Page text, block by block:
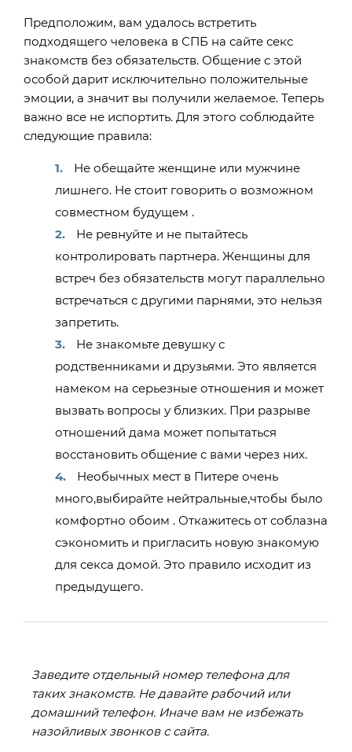
Предположим, вам удалось встретить
подходящего человека в СПБ на сайте секс
знакомств без обязательств. Общение с этой
особой дарит исключительно положительные
эмоции, а значит вы получили желаемое. Теперь
важно все не испортить. Для этого соблюдайте
следующие правила:
Не обещайте женщине или мужчине
лишнего. Не стоит говорить о возможном
совместном будущем .
Не ревнуйте и не пытайтесь
контролировать партнера. Женщины для
встреч без обязательств могут параллельно
встречаться с другими парнями, это нельзя
запретить.
Не знакомьте девушку с
родственниками и друзьями. Это является
намеком на серьезные отношения и может
вызвать вопросы у близких. При разрыве
отношений дама может попытаться
восстановить общение с вами через них.
Необычных мест в Питере очень
много,выбирайте нейтральные,чтобы было
комфортно обоим . Откажитесь от соблазна
сэкономить и пригласить новую знакомую
для секса домой. Это правило исходит из
предыдущего.
Заведите отдельный номер телефона для
таких знакомств. Не давайте рабочий или
домашний телефон. Иначе вам не избежать
назойливых звонков с сайта.